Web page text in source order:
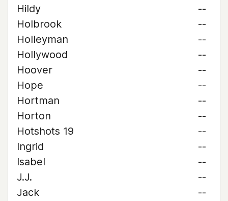
Hildy
--
Holbrook
--
Holleyman
--
Hollywood
--
Hoover
--
Hope
--
Hortman
--
Horton
--
Hotshots 19
--
Ingrid
--
Isabel
--
J.J.
--
Jack
--